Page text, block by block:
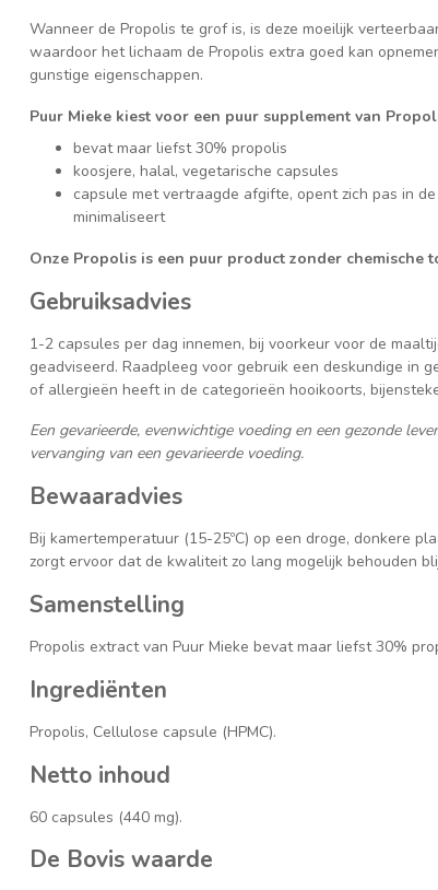
Wanneer de Propolis te grof is, is deze moeilijk
waardoor het lichaam de Propolis extra goed kan
gunstige eigenschappen.
Puur Mieke kiest voor een puur supplement van
bevat maar liefst 30% propolis
koosjere, halal, vegetarische capsules
capsule met vertraagde afgifte, opent zich pas in
minimaliseert
Onze Propolis is een puur product zonder chemische
Gebruiksadvies
1-2 capsules per dag innemen, bij voorkeur voor de
geadviseerd. Raadpleeg voor gebruik een deskundige in
of allergieën heeft in de categorieën hooikoorts,
Een gevarieerde, evenwichtige voeding en een gezonde
vervanging van een gevarieerde voeding.
Bewaaradvies
Bij kamertemperatuur (15-25ºC) op een droge, donkere
zorgt ervoor dat de kwaliteit zo lang mogelijk behouden
Samenstelling
Propolis extract van Puur Mieke bevat maar liefst 30%
Ingrediënten
Propolis, Cellulose capsule (HPMC).
Netto inhoud
60 capsules (440 mg).
De Bovis waarde